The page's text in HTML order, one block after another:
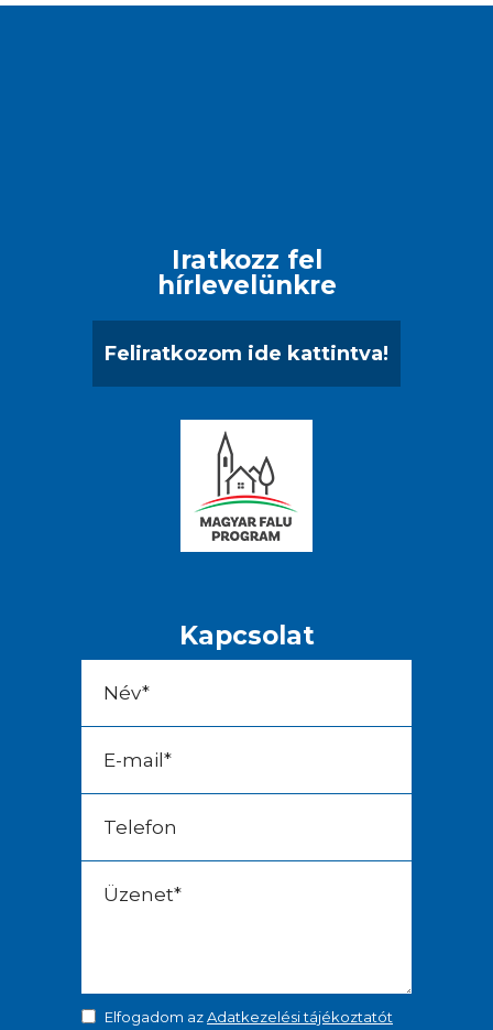
Iratkozz fel
hírlevelünkre
Feliratkozom ide kattintva!
Kapcsolat
Elfogadom azAdatkezelési tájékoztatót